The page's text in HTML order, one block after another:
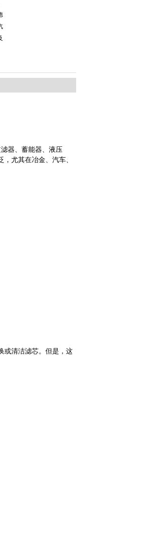
器、蓄能器、液压
尤其在冶金、汽车、
或清洁滤芯。但是，这